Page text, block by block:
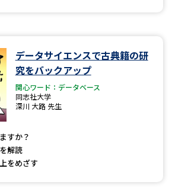
データサイエンスで古典籍の研
究をバックアップ
関心ワード：データベース
同志社大学
深川 大路 先生
すか？
解読
をめざす